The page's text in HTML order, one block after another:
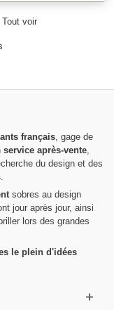
Tout voir
français , gage de
service après-vente
du design et des
sobres au design
jour après jour, ainsi
lors des grandes
le plein d'idées